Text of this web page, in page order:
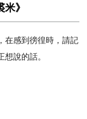
》
在感到徬徨時，請記
說的話。